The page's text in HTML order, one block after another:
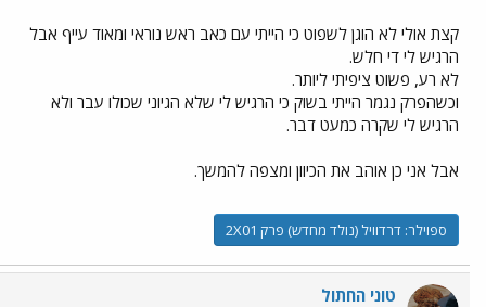
קצת אולי לא הוגן לשפוט כי הייתי עם כאב ראש נוראי ומאוד עייף אבל
הרגיש לי די חלש.
לא רע, פשוט ציפיתי ליותר.
וכשהפרק נגמר הייתי בשוק כי הרגיש לי שלא הגיוני שכולו עבר ולא
הרגיש לי שקרה כמעט דבר.
אבל אני כן אוהב את הכיוון ומצפה להמשך.
ספוילר: דרדוויל (נולד מחדש) פרק 2X01
טוני החתול